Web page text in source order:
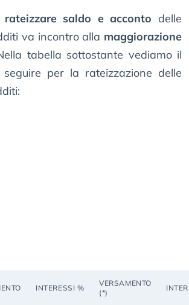
rateizzare saldo e acconto delle
va incontro alla maggiorazione
tabella sottostante vediamo il
per la rateizzazione delle
INTERESSI %
VERSAMENTO
(*)